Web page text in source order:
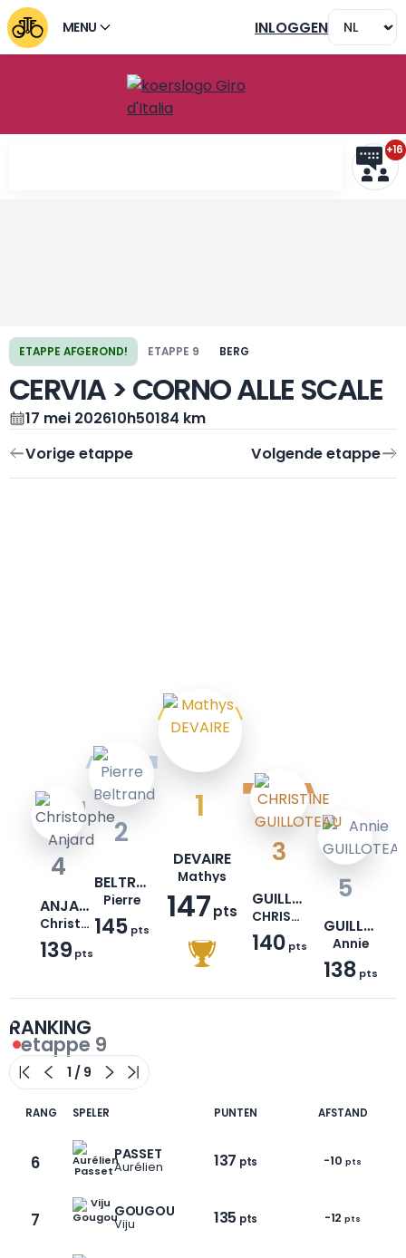
MENU INLOGGEN
+16
ETAPPE AFGEROND! ETAPPE 9 BERG
CERVIA > CORNO ALLE SCALE
17 mei 202610h50184 km
Vorige etappe Volgende etappe
1
DEVAIRE
Mathys
147pts
2
BELTRAND
Pierre
145 pts
3
GUILLOTEAU
CHRISTINE
140 pts
4
ANJARD
Christophe
139 pts
5
GUILLOTEAU
Annie
138 pts
RANKING
etappe 9
RANG SPELER PUNTEN AFSTAND
6 PASSET
Aurélien 137 pts -10 pts
7 GOUGOU
Viju 135 pts -12 pts